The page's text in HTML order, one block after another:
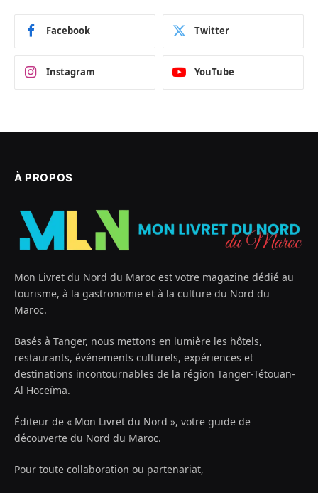
Facebook Twitter
Instagram YouTube
À PROPOS
Mon Livret du Nord du Maroc est votre magazine dédié au
tourisme, à la gastronomie et à la culture du Nord du
Maroc.
Basés à Tanger, nous mettons en lumière les hôtels,
restaurants, événements culturels, expériences et
destinations incontournables de la région Tanger-Tétouan-
Al Hoceïma.
Éditeur de « Mon Livret du Nord », votre guide de
découverte du Nord du Maroc.
Pour toute collaboration ou partenariat,